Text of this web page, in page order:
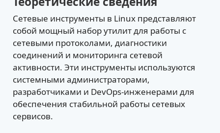
Сетевые инструменты в Linux представляют
собой мощный набор утилит для работы с
сетевыми протоколами, диагностики
соединений и мониторинга сетевой
активности. Эти инструменты используются
системными администраторами,
разработчиками и DevOps-инженерами для
обеспечения стабильной работы сетевых
сервисов.